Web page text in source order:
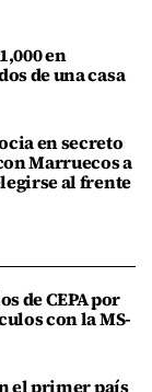
en
de una casa
en secreto
Marruecos a
al frente
de CEPA por
con la MS-
el primer país